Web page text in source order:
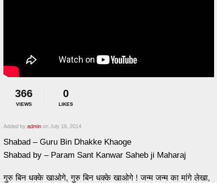
366
VIEWS
0
LIKES
Added by admin on July 16, 2014
Shabad – Guru Bin Dhakke Khaoge
Shabad by – Param Sant Kanwar Saheb ji Maharaj
गुरु बिन धक्के खाओगे, गुरु बिन धक्के खाओगे ! जन्म जन्म का मांगे लेखा,